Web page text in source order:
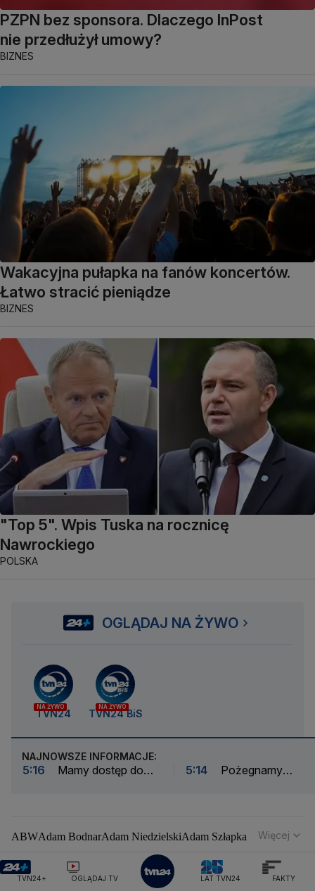
PZPN bez sponsora. Dlaczego InPost
nie przedłużył umowy?
BIZNES
Wakacyjna pułapka na fanów koncertów.
Łatwo stracić pieniądze
BIZNES
"Top 5". Wpis Tuska na rocznicę
Nawrockiego
POLSKA
OGLĄDAJ NA ŻYWO
NA ŻYWO
TVN24
NA ŻYWO
TVN24 BiS
NAJNOWSZE INFORMACJE:
5:16
Mamy dostęp do
5:14
Pożegnamy
ABWAdam BodnarAdam NiedzielskiAdam Szłapka
Administracja Donalda Trumpa
Agencja Bezpieczeństwa Wewnętrznego
Agrounia
Aleksander Kwaśniewski
Więcej
TVN24+ OGLĄDAJ TV LAT TVN24 FAKTY